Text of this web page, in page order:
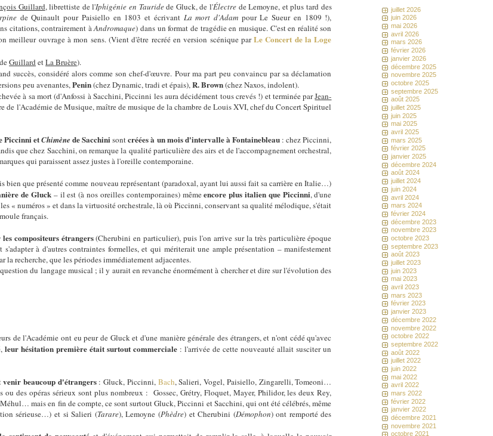
Guillard, librettiste de l'Iphigénie en Tauridede Gluck, de l'Électre de Lemoyne, et plus tard des
de Quinault pour Paisiello en 1803 et écrivant La mort d'Adam pour Le Sueur en 1809 !),
citations, contrairement àAndromaque) dans un format de tragédie en musique. C'est en réalité son
meilleur ouvrage à mon sens. (Vient d'être recréé en version scénique parLe Concert de la Loge
GuillardetLa Bruère).
succès, considéré alors comme son chef-d'œuvre. Pour ma part peu convaincu par sa déclamation
peu avenantes,Penin(chez Dynamic, tradi et épais),R. Brown(chez Naxos, indolent).
à sa mort (d'Anfossi à Sacchini, Piccinni les aura décidément tous crevés !) et terminée parJean-
de l'Académie de Musique, maître de musique de la chambre de Louis XVI, chef du Concert Spirituel
Piccinni etChimène de Sacchinisontcréées à un mois d'intervalle à Fontainebleau : chez Piccinni,
que chez Sacchini, on remarque la qualité particulière des airs et de l'accompagnement orchestral,
qui paraissent assez justes à l'oreille contemporaine.
bien que présenté comme nouveau représentant (paradoxal, ayant lui aussi fait sa carrière en Italie…)
de Gluck – il est (à nos oreilles contemporaines) mêmeencore plus italien que Piccinni, d'une
« numéros » et dans la virtuosité orchestrale, là où Piccinni, conservant sa qualité mélodique, s'était
français.
compositeurs étrangers(Cherubini en particulier), puis l'on arrive sur la très particulière époque
à d'autres contraintes formelles, et qui mériterait une ample présentation – manifestement
la recherche, que les périodes immédiatement adjacentes.
du langage musical ; il y aurait en revanche énormément à chercher et dire sur l'évolution des
de l'Académie ont eu peur de Gluck et d'une manière générale des étrangers, et n'ont cédé qu'avec
leur hésitation première était surtout commerciale : l'arrivée de cette nouveauté allait susciter un
venir beaucoup d'étrangers: Gluck, Piccinni, Bach, Salieri, Vogel, Paisiello, Zingarelli, Tomeoni…
ou des opéras sérieux sont plus nombreux : Gossec, Grétry, Floquet, Mayer, Philidor, les deux Rey,
mais en fin de compte, ce sont surtout Gluck, Piccinni et Sacchini, qui ont été célébrés, même
sérieuse…) et si Salieri (Tarare), Lemoyne (Phèdre) et Cherubini (Démophon) ont remporté des
juillet 2026
juin 2026
mai 2026
avril 2026
mars 2026
février 2026
janvier 2026
décembre 2025
novembre 2025
octobre 2025
septembre 2025
août 2025
juillet 2025
juin 2025
mai 2025
avril 2025
mars 2025
février 2025
janvier 2025
décembre 2024
août 2024
juillet 2024
juin 2024
avril 2024
mars 2024
février 2024
décembre 2023
novembre 2023
octobre 2023
septembre 2023
août 2023
juillet 2023
juin 2023
mai 2023
avril 2023
mars 2023
février 2023
janvier 2023
décembre 2022
novembre 2022
octobre 2022
septembre 2022
août 2022
juillet 2022
juin 2022
mai 2022
avril 2022
mars 2022
février 2022
janvier 2022
décembre 2021
novembre 2021
octobre 2021